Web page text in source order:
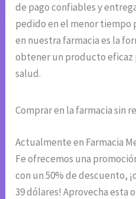
de pago confiables y
pedido en el menor tiempo
en nuestra farmacia es la
obtener un producto eficaz
salud.
Comprar en la farmacia sin
Actualmente en Farmacia
Fe ofrecemos una
con un 50% de descuento,
39 dólares! Aprovecha esta